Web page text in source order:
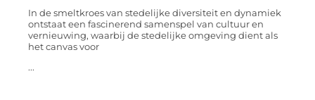
In de smeltkroes van stedelijke diversiteit en dynamiek
ontstaat een fascinerend samenspel van cultuur en
vernieuwing, waarbij de stedelijke omgeving dient als
het canvas voor
...